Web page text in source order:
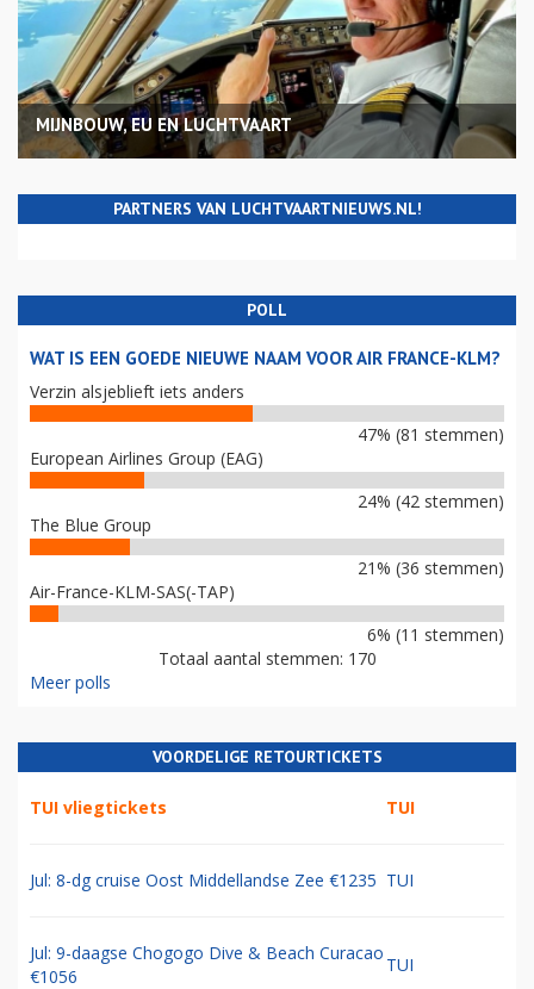
MIJNBOUW, EU EN LUCHTVAART
PARTNERS VAN LUCHTVAARTNIEUWS.NL!
POLL
WAT IS EEN GOEDE NIEUWE NAAM VOOR AIR FRANCE-KLM?
Verzin alsjeblieft iets anders
47% (81 stemmen)
European Airlines Group (EAG)
24% (42 stemmen)
The Blue Group
21% (36 stemmen)
Air-France-KLM-SAS(-TAP)
6% (11 stemmen)
Totaal aantal stemmen: 170
Meer polls
VOORDELIGE RETOURTICKETS
TUI vliegtickets TUI
Jul: 8-dg cruise Oost Middellandse Zee €1235 TUI
Jul: 9-daagse Chogogo Dive & Beach Curacao
€1056
TUI